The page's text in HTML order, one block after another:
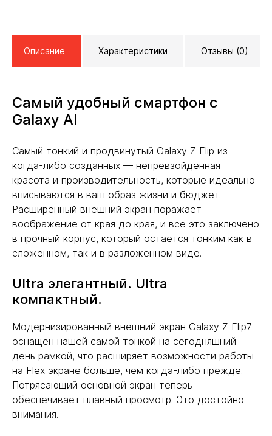
Описание Характеристики Отзывы (0)
Самый удобный смартфон с
Galaxy AI
Самый тонкий и продвинутый Galaxy Z Flip из
когда-либо созданных — непревзойденная
красота и производительность, которые идеально
вписываются в ваш образ жизни и бюджет.
Расширенный внешний экран поражает
воображение от края до края, и все это заключено
в прочный корпус, который остается тонким как в
сложенном, так и в разложенном виде.
Ultra элегантный. Ultra
компактный.
Модернизированный внешний экран Galaxy Z Flip7
оснащен нашей самой тонкой на сегодняшний
день рамкой, что расширяет возможности работы
на Flex экране больше, чем когда-либо прежде.
Потрясающий основной экран теперь
обеспечивает плавный просмотр. Это достойно
внимания.